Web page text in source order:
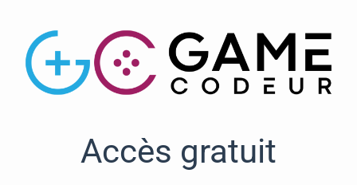
Accès gratuit